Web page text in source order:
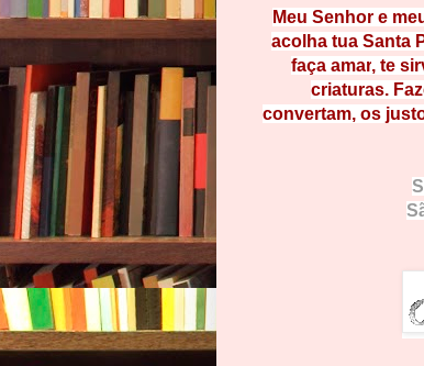
Meu Senhor e
acolha tua Santa
faça amar, te
criaturas.
convertam, os j